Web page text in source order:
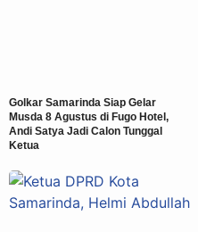
Golkar Samarinda Siap Gelar
Musda 8 Agustus di Fugo Hotel,
Andi Satya Jadi Calon Tunggal
Ketua